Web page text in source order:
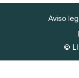
Aviso
©